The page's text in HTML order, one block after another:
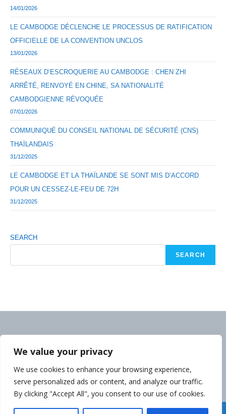
We value your privacy
We use cookies to enhance your browsing experience,
serve personalized ads or content, and analyze our traffic.
By clicking "Accept All", you consent to our use of cookies.
14/01/2026
LE CAMBODGE DÉCLENCHE LE PROCESSUS DE RATIFICATION
OFFICIELLE DE LA CONVENTION UNCLOS
13/01/2026
RÉSEAUX D’ESCROQUERIE AU CAMBODGE : CHEN ZHI
ARRÊTÉ, RENVOYÉ EN CHINE, SA NATIONALITÉ
CAMBODGIENNE RÉVOQUÉE
07/01/2026
COMMUNIQUÉ DU CONSEIL NATIONAL DE SÉCURITÉ (CNS)
THAÏLANDAIS
31/12/2025
LE CAMBODGE ET LA THAÏLANDE SE SONT MIS D’ACCORD
POUR UN CESSEZ-LE-FEU DE 72H
31/12/2025
SEARCH
SEARCH